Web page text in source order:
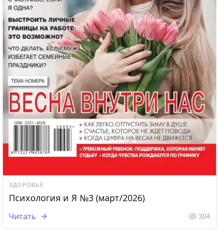
ЗДОРОВЬЕ
Психология и Я №3 (март/2026)
Читать 304